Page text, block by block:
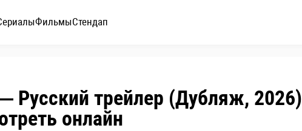
ФильмыСтендап
Русский трейлер (Дубляж, 2026)
онлайн